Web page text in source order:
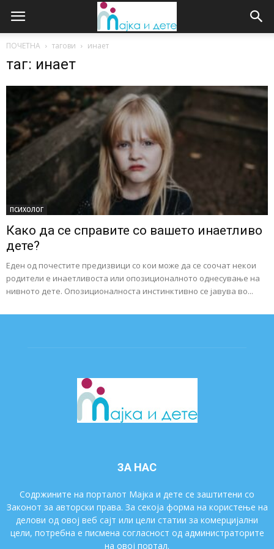
ПОЧЕТНА тагови инает
таг: инает
ПСИХОЛОГ
Како да се справите со вашето инаетливо
дете?
Еден од почестите предизвици со кои може да се соочат некои
родители е инаетливоста или опозиционалното однесување на
нивното дете. Опозиционалноста инстинктивно се јавува во...
ЗА НАС
Содржините на порталот Мајка и дете се заштитени со
Законот за авторски права. За секоја форма на користење на
делови од овој веб сајт или цели статии за комерцијални
цели, потребна е писмена согласност од администраторите
на овој портал.